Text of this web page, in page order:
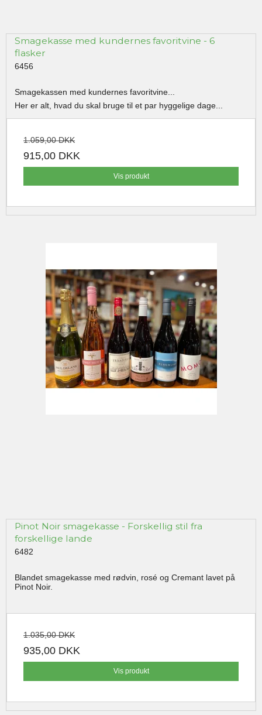
Smagekasse med kundernes favoritvine - 6
flasker
6456
Smagekassen med kundernes favoritvine...
Her er alt, hvad du skal bruge til et par hyggelige dage...
1.059,00 DKK
915,00 DKK
Vis produkt
Pinot Noir smagekasse - Forskellig stil fra
forskellige lande
6482
Blandet smagekasse med rødvin, rosé og Cremant lavet på
Pinot Noir.
1.035,00 DKK
935,00 DKK
Vis produkt